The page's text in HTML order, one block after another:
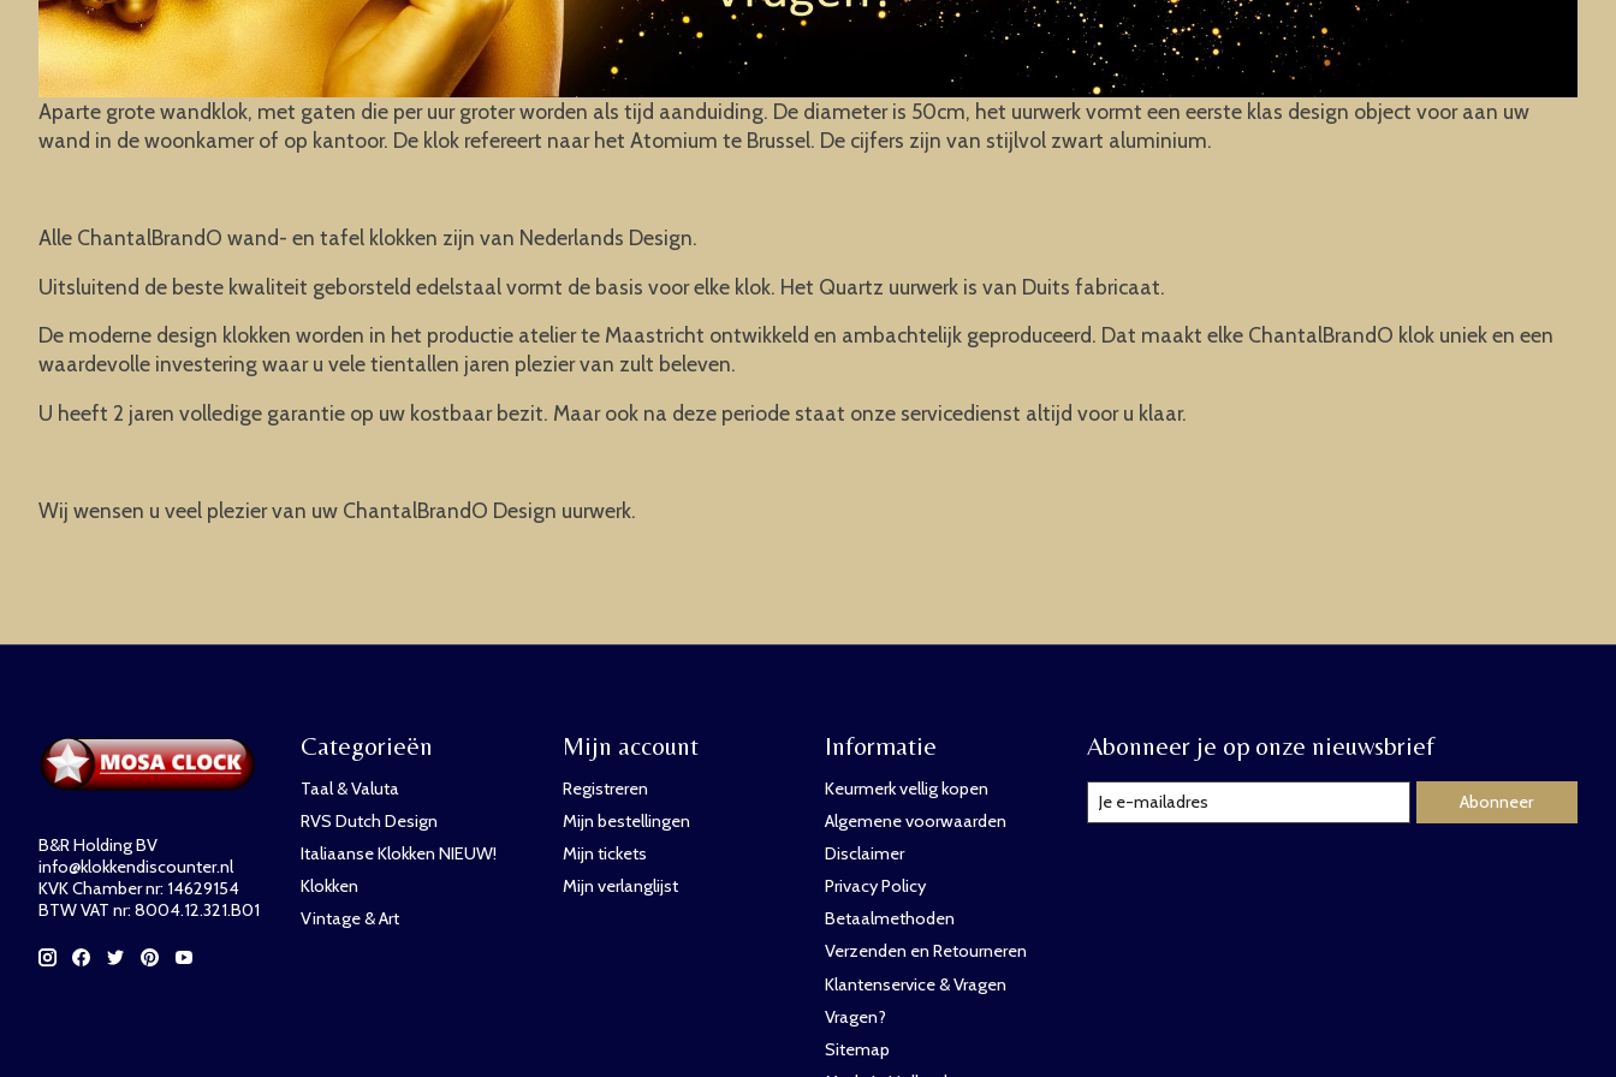
Aparte grote wandklok, met gaten die per uur groter worden als tijd aanduiding. De diameter is 50cm, het uurwerk vormt een eerste klas design object voor aan uw
wand in de woonkamer of op kantoor. De klok refereert naar het Atomium te Brussel. De cijfers zijn van stijlvol zwart aluminium.
Alle ChantalBrandO wand- en tafel klokken zijn van Nederlands Design.
Uitsluitend de beste kwaliteit geborsteld edelstaal vormt de basis voor elke klok. Het Quartz uurwerk is van Duits fabricaat.
De moderne design klokken worden in het productie atelier te Maastricht ontwikkeld en ambachtelijk geproduceerd. Dat maakt elke ChantalBrandO klok uniek en een
waardevolle investering waar u vele tientallen jaren plezier van zult beleven.
U heeft 2 jaren volledige garantie op uw kostbaar bezit. Maar ook na deze periode staat onze servicedienst altijd voor u klaar.
Wij wensen u veel plezier van uw ChantalBrandO Design uurwerk.
B&R Holding BV
info@klokkendiscounter.nl
KVK Chamber nr: 14629154
BTW VAT nr: 8004.12.321.B01
Categorieën
Taal & Valuta
RVS Dutch Design
Italiaanse Klokken NIEUW!
Klokken
Vintage & Art
Mijn account
Registreren
Mijn bestellingen
Mijn tickets
Mijn verlanglijst
Informatie
Keurmerk vellig kopen
Algemene voorwaarden
Disclaimer
Privacy Policy
Betaalmethoden
Verzenden en Retourneren
Klantenservice & Vragen
Vragen?
Sitemap
Abonneer je op onze nieuwsbrief
Abonneer